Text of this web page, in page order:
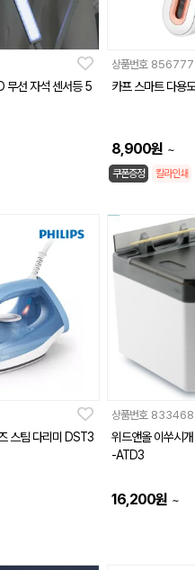
무선 자석 센서등 5
상품번호 856777
카프 스마트 다용
8,900원 ~
쿠폰증정 칼라인쇄
스팀 다리미 DST3
상품번호 833468
위드앤올 이쑤시
-ATD3
16,200원 ~